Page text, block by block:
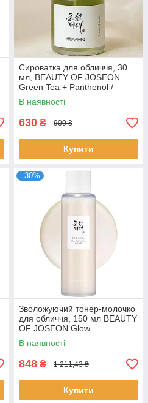
Сироватка для обличчя, 30
мл, BEAUTY OF JOSEON
Green Tea + Panthenol /
Сироватка для догляду за
обличчям
В наявності
630 ₴ 900 ₴
Купити
–30%
Зволожуючий тонер-молочко
для обличчя, 150 мл BEAUTY
OF JOSEON Glow
Replenishing Rice Milk /
Зволожуючий молочний
В наявності
848 ₴ 1 211,43 ₴
Купити